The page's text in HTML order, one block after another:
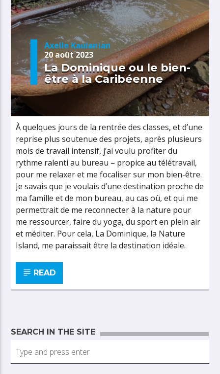
Axelle Kaulanjan
20 août 2023
La Dominique ou le bien-
être à la Caribéenne
À quelques jours de la rentrée des classes, et d’une
reprise plus soutenue des projets, après plusieurs
mois de travail intensif, j’ai voulu profiter du
rythme ralenti au bureau – propice au télétravail,
pour me relaxer et me focaliser sur mon bien-être.
Je savais que je voulais d’une destination proche de
ma famille et de mon bureau, au cas où, et qui me
permettrait de me reconnecter à la nature pour
me ressourcer, faire du yoga, du sport en plein air
et méditer. Pour cela, La Dominique, la Nature
Island, me paraissait être la destination idéale.
READ
SEARCH IN THE SITE